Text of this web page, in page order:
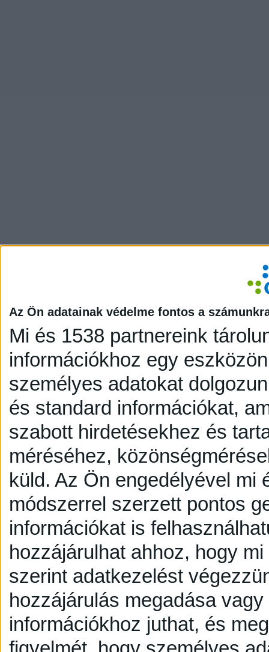
Az Ön adatainak védelme fontos a
Mi és 1538 partnereink
információkhoz egy
személyes adatokat
és standard információkat,
szabott hirdetésekhez és
méréséhez,
küld. Az Ön engedélyével mi
módszerrel szerzett pontos
információkat is
hozzájárulhat ahhoz, hogy
szerint adatkezelést
hozzájárulás megadása
információkhoz juthat, és